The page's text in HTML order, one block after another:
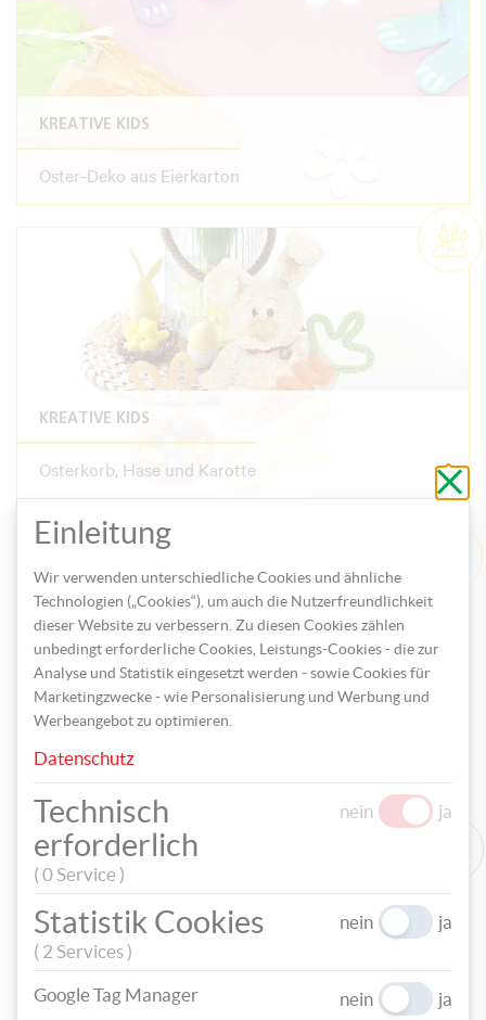
KREATIVE KIDS
Oster-Deko aus Eierkarton
KREATIVE KIDS
Osterkorb, Hase und Karotte
KREATIVE KIDS
Karottenballett am Osterbaum
ohne
zu
Einleitung
Wir verwenden unterschiedliche Cookies und ähnliche
Technologien („Cookies“), um auch die Nutzerfreundlichkeit
dieser Website zu verbessern. Zu diesen Cookies zählen
unbedingt erforderliche Cookies, Leistungs-Cookies - die zur
Analyse und Statistik eingesetzt werden - sowie Cookies für
Marketingzwecke - wie Personalisierung und Werbung und
Werbeangebot zu optimieren.
Datenschutz
Technisch
erforderlich
( 0 Service )
nein ja
Statistik Cookies
( 2 Services )
nein ja
Google Tag Manager nein ja